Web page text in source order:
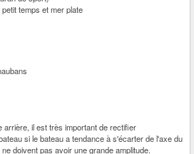
temps et mer plate
arrière, il est très important de rectifier
si le bateau a tendance à s'écarter de l'axe du
doivent pas avoir une grande amplitude.